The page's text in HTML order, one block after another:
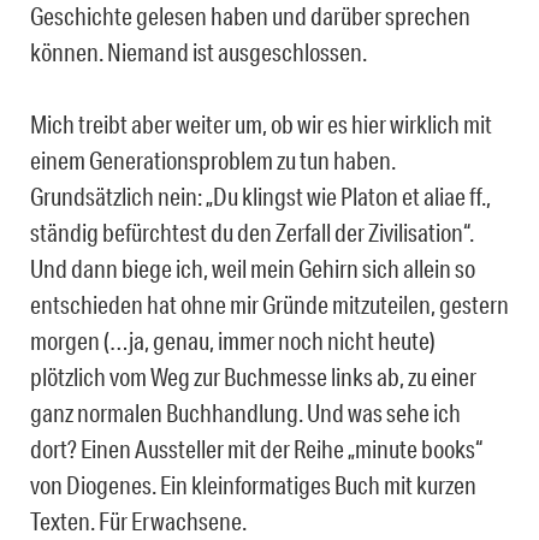
Geschichte gelesen haben und darüber sprechen
können. Niemand ist ausgeschlossen.
Mich treibt aber weiter um, ob wir es hier wirklich mit
einem Generationsproblem zu tun haben.
Grundsätzlich nein: „Du klingst wie Platon et aliae ff.,
ständig befürchtest du den Zerfall der Zivilisation“.
Und dann biege ich, weil mein Gehirn sich allein so
entschieden hat ohne mir Gründe mitzuteilen, gestern
morgen (…ja, genau, immer noch nicht heute)
plötzlich vom Weg zur Buchmesse links ab, zu einer
ganz normalen Buchhandlung. Und was sehe ich
dort? Einen Aussteller mit der Reihe „minute books“
von Diogenes. Ein kleinformatiges Buch mit kurzen
Texten. Für Erwachsene.